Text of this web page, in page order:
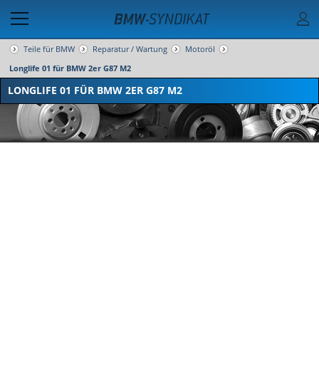
Teile für BMW Reparatur / Wartung
Motoröl
Longlife 01 für BMW 2er G87 M2
LONGLIFE 01 FÜR BMW 2ER G87 M2